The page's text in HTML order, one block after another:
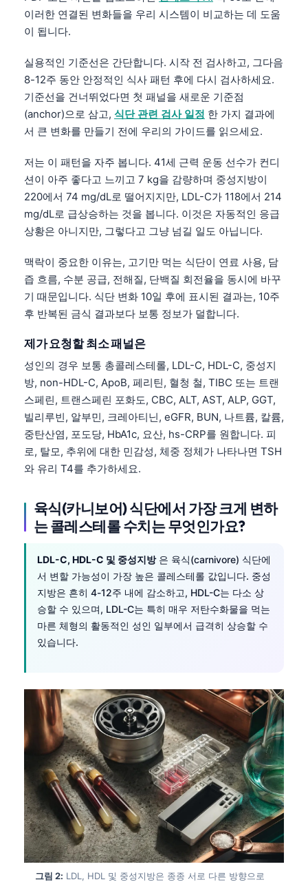
이러한 연결된 변화들을 우리 시스템이 비교하는 데 도움
이 됩니다.
실용적인 기준선은 간단합니다. 시작 전 검사하고, 그다음
8-12주 동안 안정적인 식사 패턴 후에 다시 검사하세요.
기준선을 건너뛰었다면 첫 패널을 새로운 기준점
(anchor)으로 삼고, 식단 관련 검사 일정 한 가지 결과에
서 큰 변화를 만들기 전에 우리의 가이드를 읽으세요.
저는 이 패턴을 자주 봅니다. 41세 근력 운동 선수가 컨디
션이 아주 좋다고 느끼고 7 kg을 감량하며 중성지방이
220에서 74 mg/dL로 떨어지지만, LDL-C가 118에서 214
mg/dL로 급상승하는 것을 봅니다. 이것은 자동적인 응급
상황은 아니지만, 그렇다고 그냥 넘길 일도 아닙니다.
맥락이 중요한 이유는, 고기만 먹는 식단이 연료 사용, 담
즙 흐름, 수분 공급, 전해질, 단백질 회전율을 동시에 바꾸
기 때문입니다. 식단 변화 10일 후에 표시된 결과는, 10주
후 반복된 금식 결과보다 보통 정보가 덜합니다.
제가 요청할 최소 패널은
성인의 경우 보통 총콜레스테롤, LDL-C, HDL-C, 중성지
방, non-HDL-C, ApoB, 페리틴, 혈청 철, TIBC 또는 트랜
스페린, 트랜스페린 포화도, CBC, ALT, AST, ALP, GGT,
빌리루빈, 알부민, 크레아티닌, eGFR, BUN, 나트륨, 칼륨,
중탄산염, 포도당, HbA1c, 요산, hs-CRP를 원합니다. 피
로, 탈모, 추위에 대한 민감성, 체중 정체가 나타나면 TSH
와 유리 T4를 추가하세요.
육식(카니보어) 식단에서 가장 크게 변하
는 콜레스테롤 수치는 무엇인가요?
LDL-C, HDL-C 및 중성지방은 육식(carnivore) 식단에
서 변할 가능성이 가장 높은 콜레스테롤 값입니다. 중성
지방은 흔히 4-12주 내에 감소하고, HDL-C는 다소 상
승할 수 있으며, LDL-C는 특히 매우 저탄수화물을 먹는
마른 체형의 활동적인 성인 일부에서 급격히 상승할 수
있습니다.
그림 2: LDL, HDL 및 중성지방은 종종 서로 다른 방향으로